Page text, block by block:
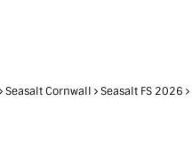
Seasalt Cornwall Seasalt FS 2026